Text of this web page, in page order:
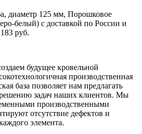
диаметр 125 мм, Порошковое
белый) с доставкой по России и
руб.
будущее кровельной
производственная
база позволяет нам предлагать
задач наших клиентов. Мы
производственными
отсутствие дефектов и
элемента.